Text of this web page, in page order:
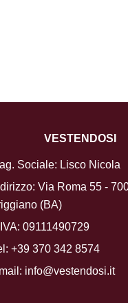
VESTENDOSI
Sociale: Lisco Nicola
Via Roma 55 -
(BA)
09111490729
+39 370 342 8574
info@vestendosi.it